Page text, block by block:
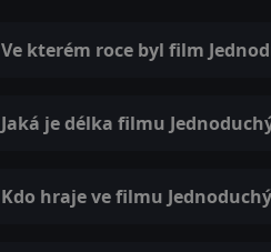
Ve kterém roce byl film
Jaká je délka filmu
Kdo hraje ve filmu